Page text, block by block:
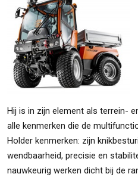
Hij is in zijn element als terrein-
alle kenmerken die de
Holder kenmerken: zijn
wendbaarheid, precisie en
nauwkeurig werken dicht bij de